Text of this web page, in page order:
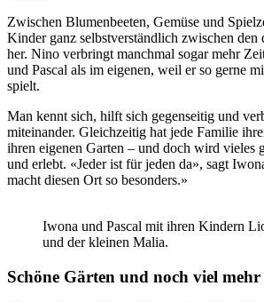
Zwischen Blumenbeeten, Gemüse und
Kinder ganz selbstverständlich zwischen den
her. Nino verbringt manchmal sogar mehr
und Pascal als im eigenen, weil er so gerne
spielt.
Man kennt sich, hilft sich gegenseitig und
miteinander. Gleichzeitig hat jede Familie
ihren eigenen Garten – und doch wird vieles
und erlebt. «Jeder ist für jeden da», sagt
macht diesen Ort so besonders.»
Iwona und Pascal mit ihren Kindern
und der kleinen Malia.
Schöne Gärten und noch viel mehr